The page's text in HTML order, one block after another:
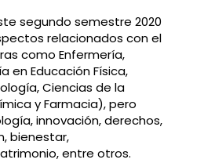
segundo semestre 2020
relacionados con el
como Enfermería,
en Educación Física,
Ciencias de la
y Farmacia), pero
innovación, derechos,
bienestar,
entre otros.